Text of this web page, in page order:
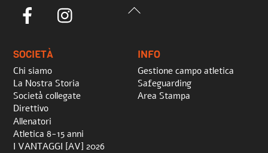
Back
Facebook
SOCIETÀ
Chi siamo
La Nostra Storia
Società collegate
Direttivo
Allenatori
Atletica 8-15 anni
I VANTAGGI [AV] 2026
INFO
Gestione campo atletica
Safeguarding
Area Stampa